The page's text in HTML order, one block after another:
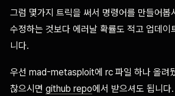
그럼 몇가지 트릭을 써서 명령어를 만들어
수정하는 것보다 에러날 확률도 적고 업데이
니다.
우선 mad-metasploit에 rc 파일 하나 올려
찮으시면 github repo에서 받으셔도 됩니다.